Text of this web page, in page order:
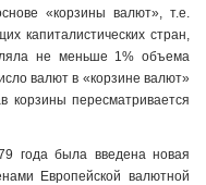
«корзины валют», т.е.
капиталистических стран,
не меньше 1% объема
валют в «корзине валют»
корзины пересматривается
года была введе­на новая
Европей­ской валютной